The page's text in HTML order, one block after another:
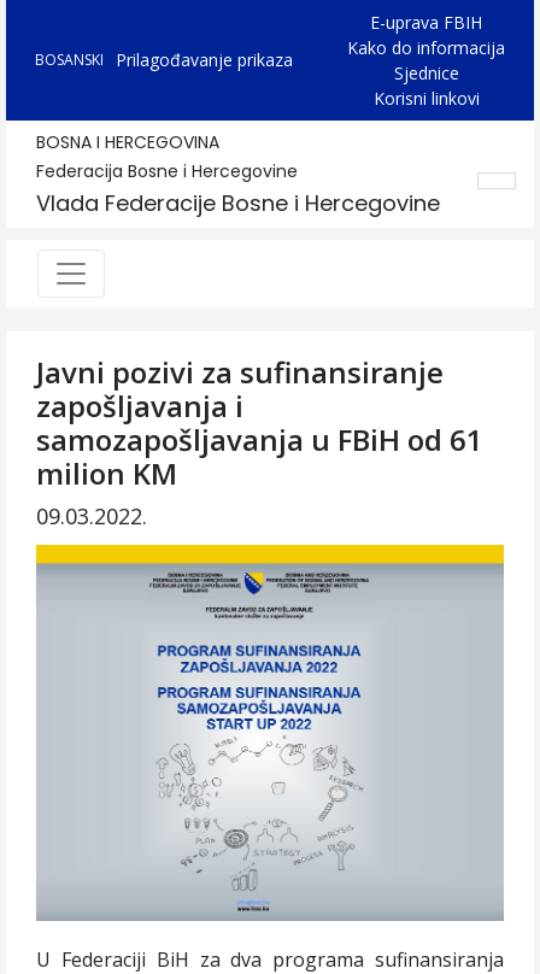
BOSANSKI Prilagođavanje prikaza
E-uprava FBIH
Kako do informacija
Sjednice
Korisni linkovi
BOSNA I HERCEGOVINA
Federacija Bosne i Hercegovine
Vlada Federacije Bosne i Hercegovine
Javni pozivi za sufinansiranje
zapošljavanja i
samozapošljavanja u FBiH od 61
milion KM
09.03.2022.
U Federaciji BiH za dva programa sufinansiranja